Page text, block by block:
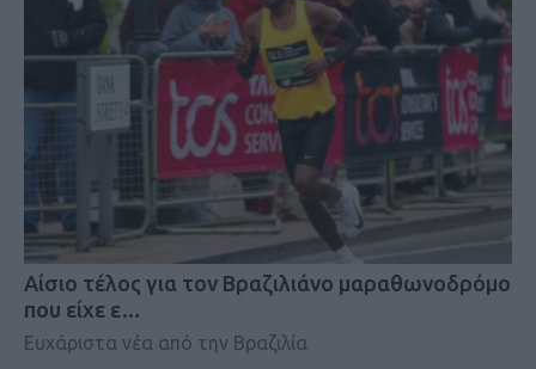
Αίσιο τέλος για τον Βραζιλιάνο μαραθωνοδρόμο
που είχε ε…
Ευχάριστα νέα από την Βραζιλία